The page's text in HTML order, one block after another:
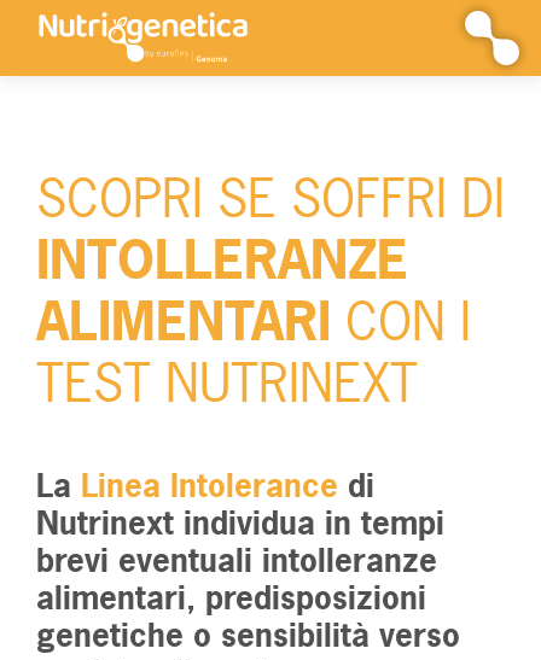
contenuto
SCOPRI SE SOFFRI DI
INTOLLERANZE
ALIMENTARI CON I
TEST NUTRINEXT
La Linea Intolerance di
Nutrinext individua in tempi
brevi eventuali intolleranze
alimentari, predisposizioni
genetiche o sensibilità verso